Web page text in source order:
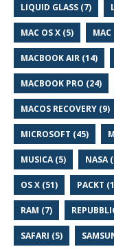
LIQUID GLASS (7)
MAC OS X (5) MAC
MACBOOK AIR (14)
MACBOOK PRO (24)
MACOS RECOVERY (9)
MICROSOFT (45)
MUSICA (5) NASA
OS X (51) PACKT
RAM (7)
SAFARI (5)